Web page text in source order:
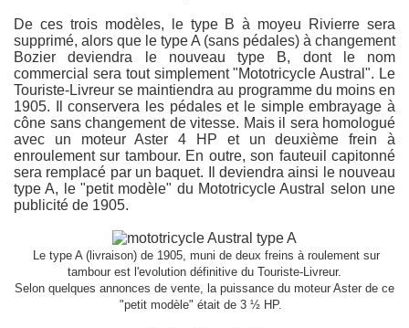
De ces trois modèles, le type B à moyeu Rivierre sera
supprimé, alors que le type A (sans pédales) à changement
Bozier deviendra le nouveau type B, dont le nom
commercial sera tout simplement "Mototricycle Austral". Le
Touriste-Livreur se maintiendra au programme du moins en
1905. Il conservera les pédales et le simple embrayage à
cône sans changement de vitesse. Mais il sera homologué
avec un moteur Aster 4 HP et un deuxième frein à
enroulement sur tambour. En outre, son fauteuil capitonné
sera remplacé par un baquet. Il deviendra ainsi le nouveau
type A, le "petit modèle" du Mototricycle Austral selon une
publicité de 1905.
Le type A (livraison) de 1905, muni de deux freins à roulement sur
tambour est l'evolution définitive du Touriste-Livreur.
Selon quelques annonces de vente, la puissance du moteur Aster de ce
"petit modèle" était de 3 ½ HP.